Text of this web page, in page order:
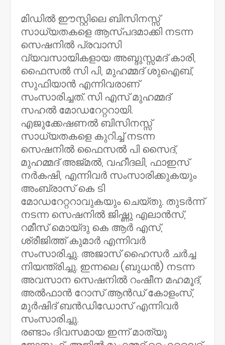
മിഡില്‍ ഈസ്റ്റിലെ ബിസിനസ്സ്
സാധ്യതകളെ ആസ്പദമാക്കി നടന്ന
സെഷനില്‍ പ്രവാസി
വ്യവസായികളായ അബ്ദുസ്സമദ് കാരി,
ഫൈസല്‍ സി പി, മുഹമ്മദ് ശുഐബ്,
സുഫിയാന്‍ എന്നിവരാണ്
സംസാരിച്ചത്. സി എസ് മുഹമ്മദ്
സഹല്‍ മോഡറേറ്ററായി.
എജുക്കേഷണല്‍ ബിസിനസ്സ്
സാധ്യതകളെ കുറിച്ച് നടന്ന
സെഷനില്‍ ഫൈസല്‍ പി സൈദ്,
മുഹമ്മദ് അജ്മല്‍, വഹീദലി, ഫാഇസ്
നര്‍കഷി, എന്നിവര്‍ സംസാരിക്കുകയും
അംബ്രാസ് കെ ടി
മോഡറേറ്ററാവുകയും ചെയ്തു. തുടര്‍ന്ന്
നടന്ന സെഷനില്‍ ജിഷ്ണു എലാന്‍സ്,
റമീസ് മൊയ്ദു കെ ആര്‍ എസ്,
ശ്രീജിത്ത് കുമാര്‍ എന്നിവര്‍
സംസാരിച്ചു. അജാസ് ഹൈസര്‍ ചര്‍ച്ച
നിയന്ത്രിച്ചു. ഇന്നലെ (ബുധന്‍) നടന്ന
അവസാന സെഷനില്‍ റംഷീന മഹമൂദ്,
അല്‍ഫാന്‍ റോസ് ആന്‍ഡ് കോളംസ്,
മുര്‍ഷിദ് ബന്‍ഡിഡോസ് എന്നിവര്‍
സംസാരിച്ചു.
രണ്ടാം ദിവസമായ ഇന്ന് മാത്യു